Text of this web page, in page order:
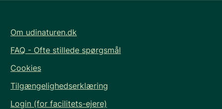
Om udinaturen.dk
FAQ - Ofte stillede spørgsmål
Cookies
Tilgængelighedserklæring
Login (for facilitets-ejere)